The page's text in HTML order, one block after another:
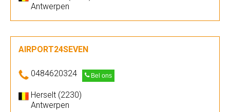
Antwerpen
AIRPORT24SEVEN
0484620324 Bel ons
Herselt (2230)
Antwerpen